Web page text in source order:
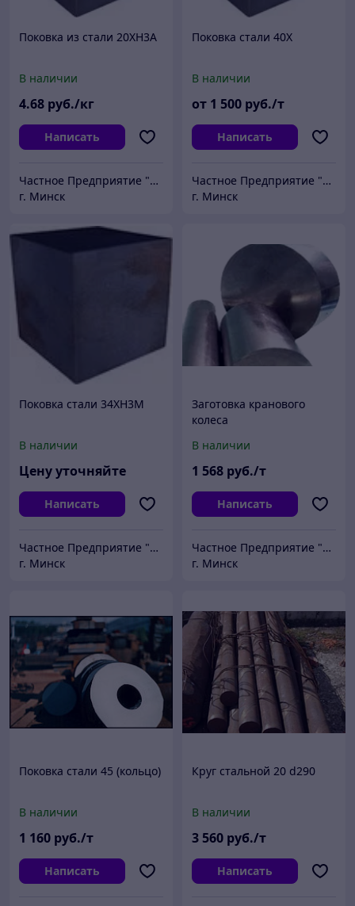
Поковка из стали 20ХН3А
В наличии
4.68 руб./кг
Написать
Частное Предприятие "ПромШтамп"
г. Минск
Поковка стали 40Х
В наличии
от 1 500 руб./т
Написать
Частное Предприятие "ПромШтамп"
г. Минск
Поковка стали 34ХН3М
В наличии
Цену уточняйте
Написать
Частное Предприятие "ПромШтамп"
г. Минск
Заготовка кранового
колеса
В наличии
1 568 руб./т
Написать
Частное Предприятие "ПромШтамп"
г. Минск
Поковка стали 45 (кольцо)
В наличии
1 160 руб./т
Написать
Круг стальной 20 d290
В наличии
3 560 руб./т
Написать